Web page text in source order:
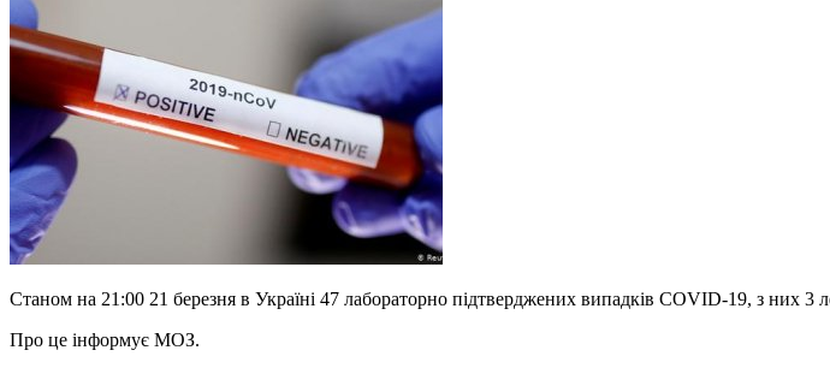
Станом на 21:00 21 березня в Україні 47 лабораторно підтверджених випадків COVID-19, з них 3
Про це інформує МОЗ.